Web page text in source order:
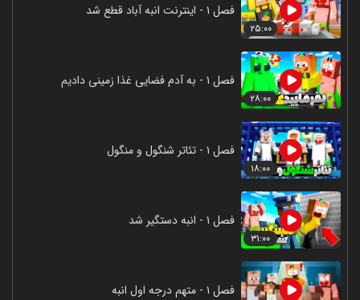
۲۵:۰۰
فصل ۱ - اینترنت انبه آباد قطع شد
۲۸:۰۰
فصل ۱ - به آدم فضایی غذا زمینی دادیم
۱۸:۰۰
فصل ۱ - تئاتر شنگول و منگول
۳۱:۰۰
فصل ۱ - انبه دستگیر شد
فصل ۱ - متهم درجه اول انبه